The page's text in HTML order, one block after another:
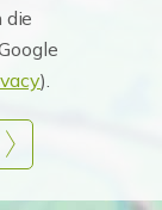
die
).